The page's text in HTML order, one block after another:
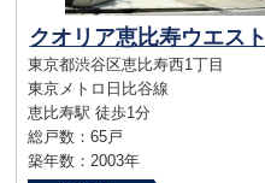
クオリア恵比寿ウエスト
東京都渋谷区恵比寿西1丁目
東京メトロ日比谷線
恵比寿駅 徒歩1分
総戸数：65戸
築年数：2003年